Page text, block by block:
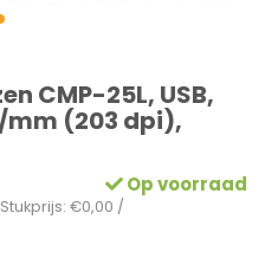
CMP-25L, USB,
mm (203 dpi),
Op voorraad
Stukprijs: €0,00 /